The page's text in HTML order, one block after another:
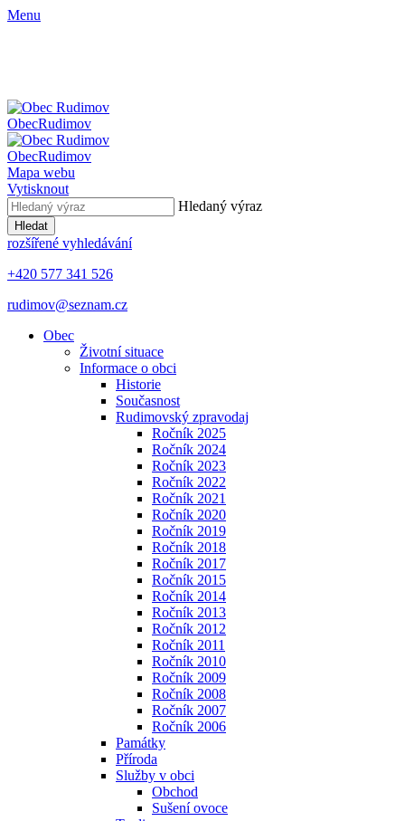
Menu
ObecRudimov
ObecRudimov
Mapa webu
Vytisknout
Hledaný výraz
Hledat
rozšířené vyhledávání
+420 577 341 526
rudimov@seznam.cz
Obec
Životní situace
Informace o obci
Historie
Současnost
Rudimovský zpravodaj
Ročník 2025
Ročník 2024
Ročník 2023
Ročník 2022
Ročník 2021
Ročník 2020
Ročník 2019
Ročník 2018
Ročník 2017
Ročník 2015
Ročník 2014
Ročník 2013
Ročník 2012
Ročník 2011
Ročník 2010
Ročník 2009
Ročník 2008
Ročník 2007
Ročník 2006
Památky
Příroda
Služby v obci
Obchod
Sušení ovoce